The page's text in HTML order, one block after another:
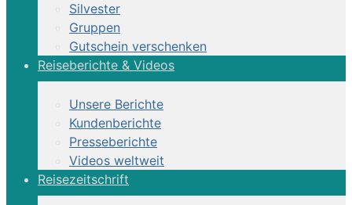
Silvester
Gruppen
Gutschein verschenken
Reiseberichte & Videos
Unsere Berichte
Kundenberichte
Presseberichte
Videos weltweit
Reisezeitschrift